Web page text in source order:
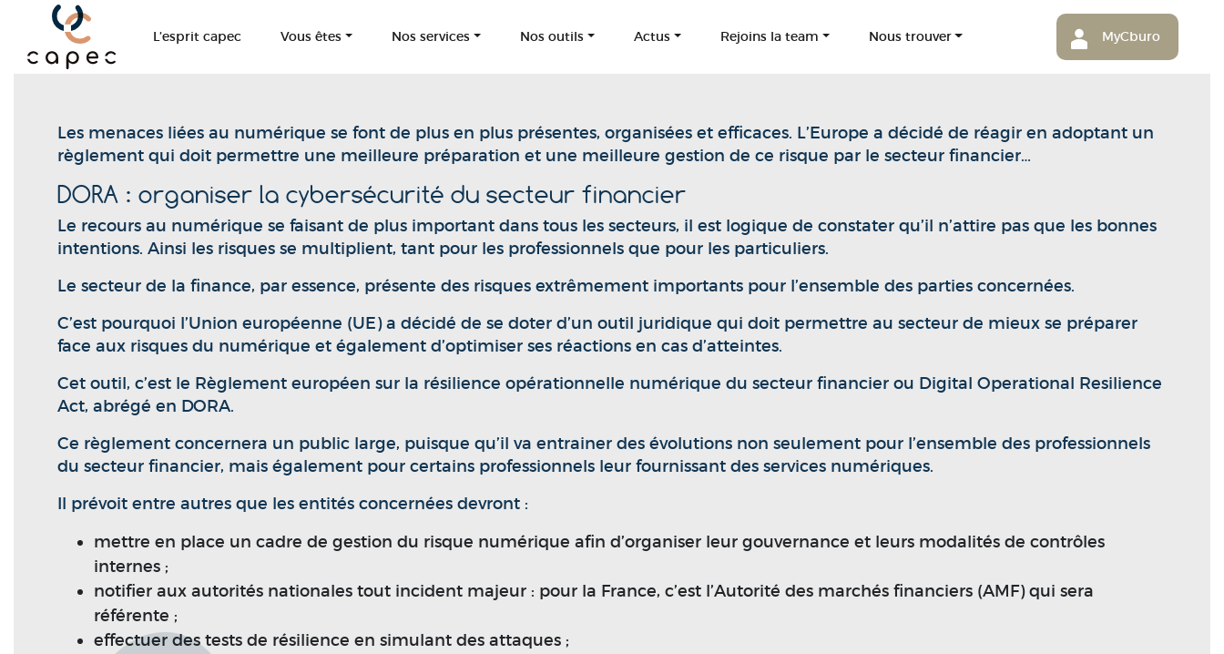
Panneau de gestion des cookies
L’esprit capec Vous êtes Nos services Nos outils Actus Rejoins la team Nous trouver MyCburo
Les menaces liées au numérique se font de plus en plus présentes, organisées et efficaces. L’Europe a décidé de réagir en adoptant un
règlement qui doit permettre une meilleure préparation et une meilleure gestion de ce risque par le secteur financier…
DORA : organiser la cybersécurité du secteur financier
Le recours au numérique se faisant de plus important dans tous les secteurs, il est logique de constater qu’il n’attire pas que les bonnes
intentions. Ainsi les risques se multiplient, tant pour les professionnels que pour les particuliers.
Le secteur de la finance, par essence, présente des risques extrêmement importants pour l’ensemble des parties concernées.
C’est pourquoi l’Union européenne (UE) a décidé de se doter d’un outil juridique qui doit permettre au secteur de mieux se préparer
face aux risques du numérique et également d’optimiser ses réactions en cas d’atteintes.
Cet outil, c’est le Règlement européen sur la résilience opérationnelle numérique du secteur financier ou Digital Operational Resilience
Act, abrégé en DORA.
Ce règlement concernera un public large, puisque qu’il va entrainer des évolutions non seulement pour l’ensemble des professionnels
du secteur financier, mais également pour certains professionnels leur fournissant des services numériques.
Il prévoit entre autres que les entités concernées devront :
mettre en place un cadre de gestion du risque numérique afin d’organiser leur gouvernance et leurs modalités de contrôles
internes ;
notifier aux autorités nationales tout incident majeur : pour la France, c’est l’Autorité des marchés financiers (AMF) qui sera
référente ;
effectuer des tests de résilience en simulant des attaques ;